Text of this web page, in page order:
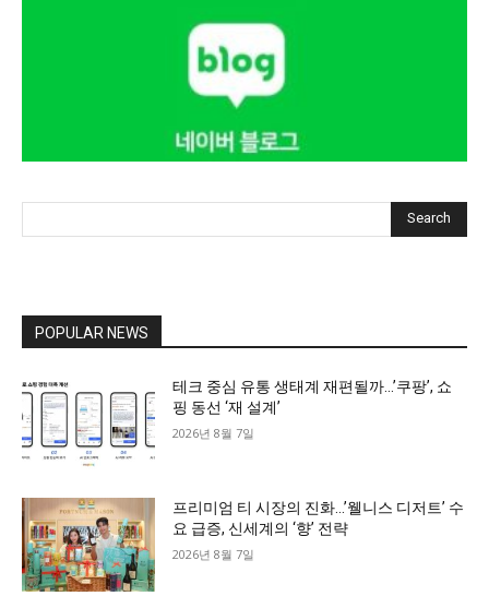
Search
POPULAR NEWS
테크 중심 유통 생태계 재편될까…’쿠팡’, 쇼
핑 동선 ‘재 설계’
2026년 8월 7일
프리미엄 티 시장의 진화…’웰니스 디저트’ 수
요 급증, 신세계의 ‘향’ 전략
2026년 8월 7일